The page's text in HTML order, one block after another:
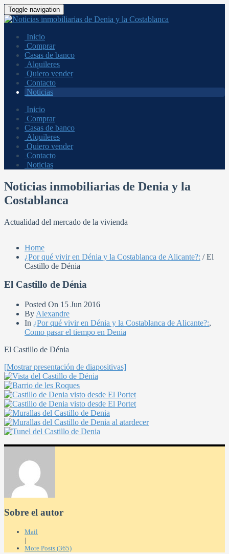
Toggle navigation
Inicio
Comprar
Casas de banco
Alquileres
Quiero vender
Contacto
Noticias
Inicio
Comprar
Casas de banco
Alquileres
Quiero vender
Contacto
Noticias
Noticias inmobiliarias de Denia y la
Costablanca
Actualidad del mercado de la vivienda
Home
¿Por qué vivir en Dénia y la Costablanca de Alicante?: /El
Castillo de Dénia
El Castillo de Dénia
Posted On 15 Jun 2016
By Alexandre
In ¿Por qué vivir en Dénia y la Costablanca de Alicante?:,
Como pasar el tiempo en Denia
El Castillo de Dénia
[Mostrar presentación de diapositivas]
Sobre el autor
Mail
|
More Posts (365)